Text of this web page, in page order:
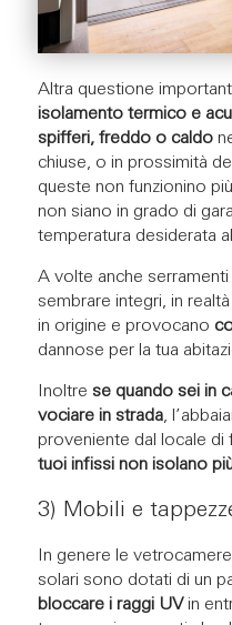
Altra questione
isolamento termico e
spifferi, freddo o caldo
chiuse, o in prossimità
queste non funzionino
non siano in grado di
temperatura desiderata
A volte anche
sembrare integri, in
in origine e provocano
dannose per la tua
Inoltre se quando sei in
vociare in strada,
proveniente dal locale di
tuoi infissi non isolano
3) Mobili e
In genere le
solari sono dotati di un
bloccare i raggi UVin